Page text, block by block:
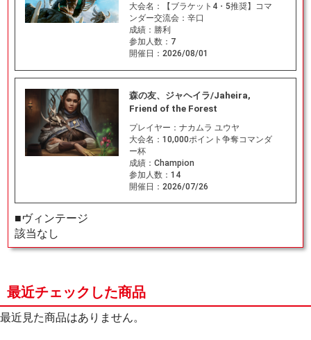
大会名：
【ブラケット4・5推奨】コマ
ンダー交流会：辛口
成績： 勝利
参加人数： 7
開催日： 2026/08/01
森の友、ジャヘイラ/Jaheira,
Friend of the Forest
プレイヤー： ナカムラ ユウヤ
大会名： 10,000ポイント争奪コマンダ
ー杯
成績： Champion
参加人数： 14
開催日： 2026/07/26
■ヴィンテージ
該当なし
最近チェックした商品
最近見た商品はありません。